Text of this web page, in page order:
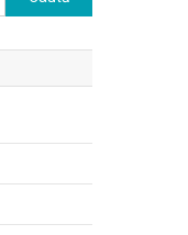
după: